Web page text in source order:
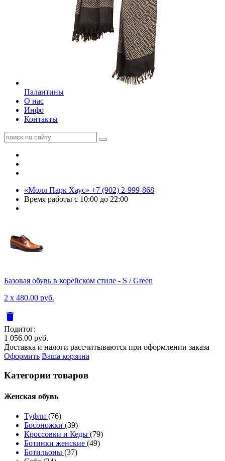
Палантины
О нас
Инфо
Контакты
«Молл Парк Хаус» +7 (902) 2-999-868
Время работы с 10:00 до 22:00
Базовая обувь в корейском стиле - S / Green
2 x 480.00 руб.
delete
Подитог:
1 056.00 руб.
Доставка и налоги рассчитываются при оформлении заказа
Оформить Ваша корзина
Категории товаров
Женcкая обувь
Туфли (76)
Босоножки (39)
Кроссовки и Кеды (79)
Ботинки женские (49)
Ботильоны (37)